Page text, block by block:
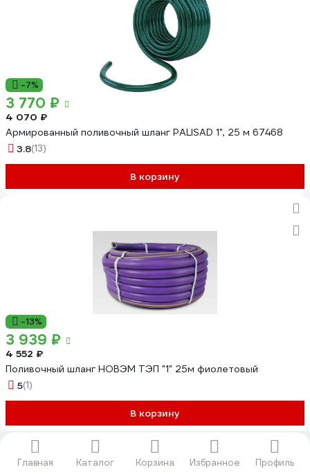
Главная Каталог Корзина Избранное Профиль
-7%
3 770 ₽
4 070 ₽
Армированный поливочный шланг PALISAD 1", 25 м 67468
3.8(13)
В корзину
-13%
3 939 ₽
4 552 ₽
Поливочный шланг НОВЭМ ТЭП "1" 25м фиолетовый
5(1)
В корзину